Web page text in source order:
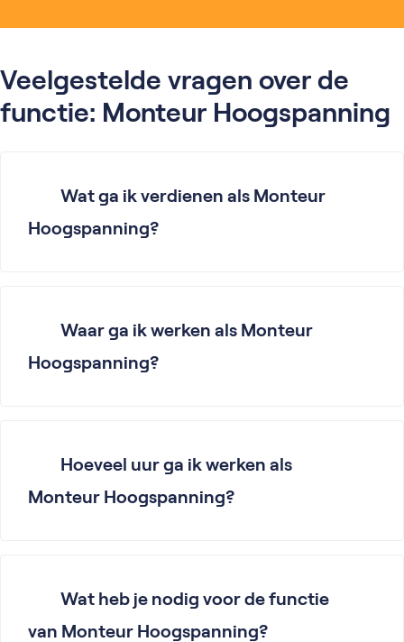
Veelgestelde vragen over de
functie: Monteur Hoogspanning
Wat ga ik verdienen als Monteur
Hoogspanning?
Waar ga ik werken als Monteur
Hoogspanning?
Hoeveel uur ga ik werken als
Monteur Hoogspanning?
Wat heb je nodig voor de functie
van Monteur Hoogspanning?